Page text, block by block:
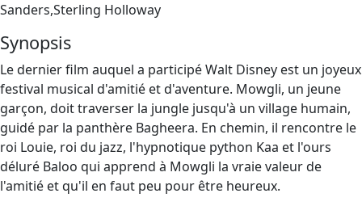
Sanders,Sterling Holloway
Synopsis
Le dernier film auquel a participé Walt Disney est un joyeux
festival musical d'amitié et d'aventure. Mowgli, un jeune
garçon, doit traverser la jungle jusqu'à un village humain,
guidé par la panthère Bagheera. En chemin, il rencontre le
roi Louie, roi du jazz, l'hypnotique python Kaa et l'ours
déluré Baloo qui apprend à Mowgli la vraie valeur de
l'amitié et qu'il en faut peu pour être heureux.